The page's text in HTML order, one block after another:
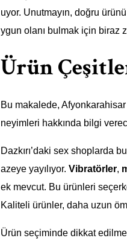
uyor. Unutmayın, doğru
ygun olanı bulmak için biraz
Ürün
Bu makalede,
neyimleri hakkında bilgi
Dazkırı’daki sex shoplarda
azeye yayılıyor. Vibratörler,
ek mevcut. Bu ürünleri
Kaliteli ürünler, daha uzun
Ürün seçiminde dikkat